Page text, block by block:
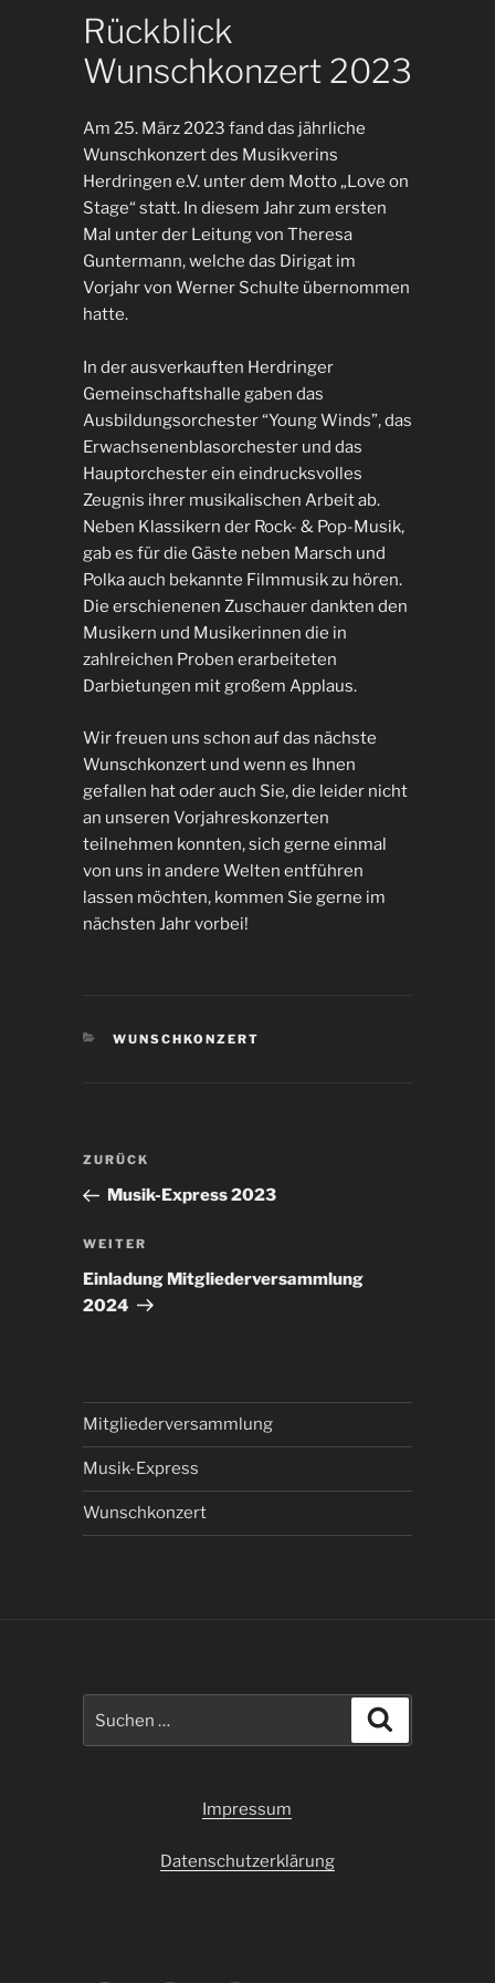
Rückblick
Wunschkonzert 2023
Am 25. März 2023 fand das jährliche
Wunschkonzert des Musikverins
Herdringen e.V. unter dem Motto „Love on
Stage“ statt. In diesem Jahr zum ersten
Mal unter der Leitung von Theresa
Guntermann, welche das Dirigat im
Vorjahr von Werner Schulte übernommen
hatte.
In der ausverkauften Herdringer
Gemeinschaftshalle gaben das
Ausbildungsorchester “Young Winds”, das
Erwachsenenblasorchester und das
Hauptorchester ein eindrucksvolles
Zeugnis ihrer musikalischen Arbeit ab.
Neben Klassikern der Rock- & Pop-Musik,
gab es für die Gäste neben Marsch und
Polka auch bekannte Filmmusik zu hören.
Die erschienenen Zuschauer dankten den
Musikern und Musikerinnen die in
zahlreichen Proben erarbeiteten
Darbietungen mit großem Applaus.
Wir freuen uns schon auf das nächste
Wunschkonzert und wenn es Ihnen
gefallen hat oder auch Sie, die leider nicht
an unseren Vorjahreskonzerten
teilnehmen konnten, sich gerne einmal
von uns in andere Welten entführen
lassen möchten, kommen Sie gerne im
nächsten Jahr vorbei!
KATEGORIEN
WUNSCHKONZERT
Beitragsnavigation
Vorheriger
Beitrag
ZURÜCK
Musik-Express 2023
Nächster
Beitrag
WEITER
Einladung Mitgliederversammlung
2024
Mitgliederversammlung
Musik-Express
Wunschkonzert
nach:
Impressum
Datenschutzerklärung